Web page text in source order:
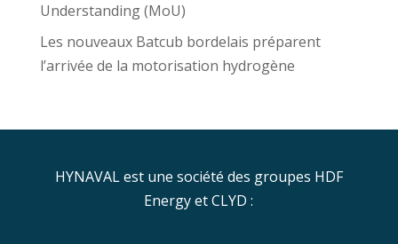
Understanding (MoU)
Les nouveaux Batcub bordelais préparent
l’arrivée de la motorisation hydrogène
HYNAVAL est une société des groupes HDF
Energy et CLYD :